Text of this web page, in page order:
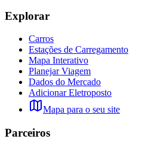
Explorar
Carros
Estações de Carregamento
Mapa Interativo
Planejar Viagem
Dados do Mercado
Adicionar Eletroposto
Mapa para o seu site
Parceiros